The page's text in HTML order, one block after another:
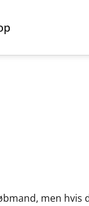
men hvis